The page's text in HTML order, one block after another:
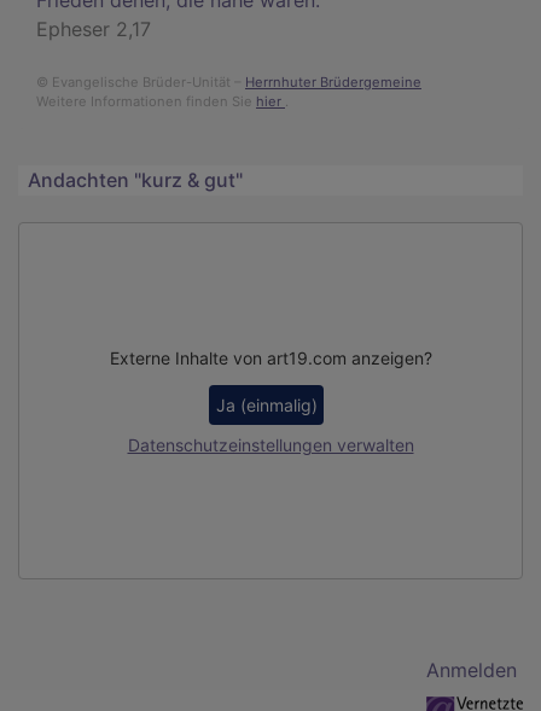
Epheser 2,17
© Evangelische Brüder-Unität – Herrnhuter Brüdergemeine
Weitere Informationen finden Sie hier .
Andachten "kurz & gut"
Externe Inhalte von art19.com anzeigen?
Ja (einmalig)
Datenschutzeinstellungen verwalten
Anmelden